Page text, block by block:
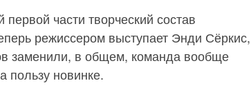
части творческий состав
режиссером выступает Энди Сёркис,
заменили, в общем, команда вообще
пользу новинке.